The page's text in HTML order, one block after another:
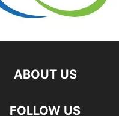
ABOUT US
FOLLOW US